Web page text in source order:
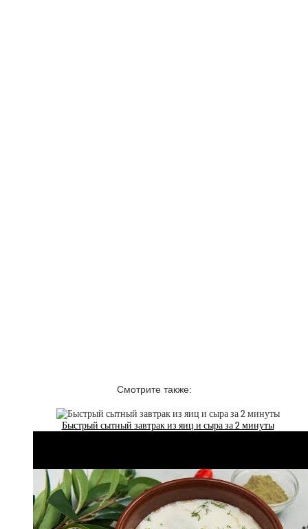
Смотрите также:
Быстрый сытный завтрак из яиц и сыра за 2 минуты